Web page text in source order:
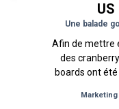
US
Une balade
Afin de mettre
des
boards ont été